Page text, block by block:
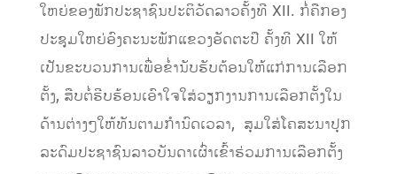
ໃຫຍ່ຂອງພັກປະຊາຊົນປະຕິວັດລາວຄັ້ງທີ XII. ກໍ່ຄືກອງ
ປະຊຸມໃຫຍ່ອົງຄະນະພັກແຂວງອັດຕະປື ຄັ້ງທີ XII ໃຫ້
ເປັນຂະບວນການເພື່ອຂໍ່ານັບຮັບຕ້ອນໃຫ້ແກ່ການເລືອກ
ຕັ້ງ, ສືບຕໍ່ຮີບຮ້ອນເອົາໃຈໃສ່ວຽກງານການເລືອກຕັ້ງໃນ
ດ້ານຕ່າງໆໃຫ້ທັນຕາມກໍານົດເວລາ, ສຸມໃສ່ໂຄສະນາປຸກ
ລະດົມປະຊາຊົນລາວບັນດາເຜົ່າເຂົ້າຮ່ວມການເລືອກຕັ້ງ